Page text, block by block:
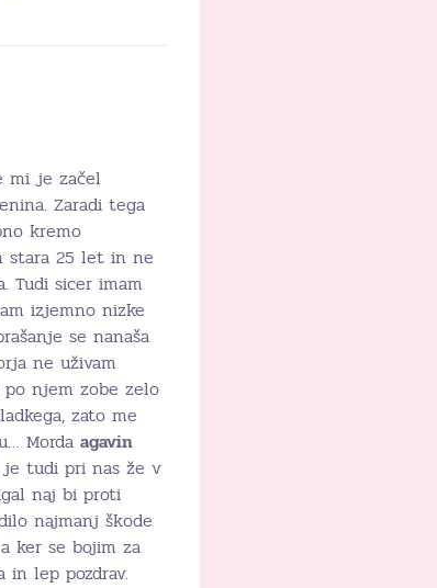
mi je začel
Zaradi tega
kremo
stara 25 let in ne
Tudi sicer imam
izjemno nizke
se nanaša
ne uživam
po njem zobe zelo
zato me
Morda agavin
tudi pri nas že v
naj bi proti
najmanj škode
ker se bojim za
in lep pozdrav.